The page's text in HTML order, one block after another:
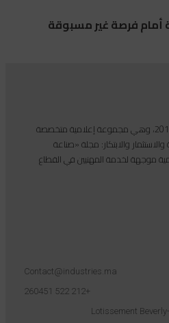
أمام فرصة غير مسبوقة
Contact@industries.ma
+212 522 260451
Lotissement
تأسست مجموعة إندوستريكوم عام 2013، وهي مجموعة إعلامية متخصصة
والابتكار: مجلة «صناعة
موجهة لخدمة المهنيين في القطاع